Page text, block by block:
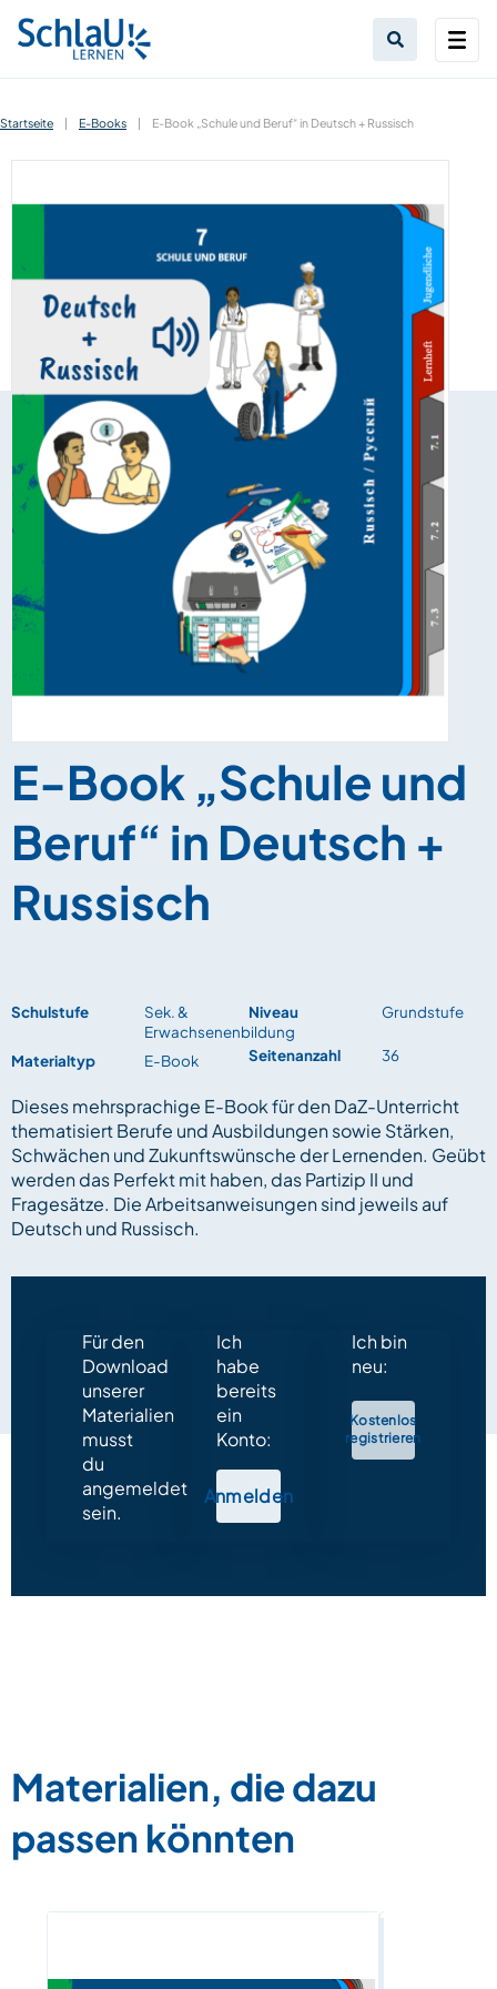
Startseite | E-Books | E-Book „Schule und Beruf“ in Deutsch + Russisch
E-Book „Schule und
Beruf“ in Deutsch +
Russisch
Schulstufe
Sek. &
Erwachsenenbildung
Materialtyp
E-Book
Niveau Grundstufe
Seitenanzahl 36
Dieses mehrsprachige E-Book für den DaZ-Unterricht
thematisiert Berufe und Ausbildungen sowie Stärken,
Schwächen und Zukunftswünsche der Lernenden. Geübt
werden das Perfekt mit haben, das Partizip II und
Fragesätze. Die Arbeitsanweisungen sind jeweils auf
Deutsch und Russisch.
Für den
Download
unserer
Materialien
musst
du
angemeldet
sein.
Ich
habe
bereits
ein
Konto:
Anmelden
Ich bin
neu:
Kostenlos
registrieren
Materialien, die dazu
passen könnten